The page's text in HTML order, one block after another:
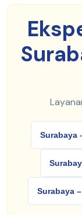
Surabaya
Surabaya